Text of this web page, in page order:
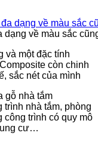
dạng về màu sắc
và một đặc tính
còn chinh
sắc nét của mình
gỗ nhà tắm
nhà tắm, phòng
công trình có quy mô
cư…